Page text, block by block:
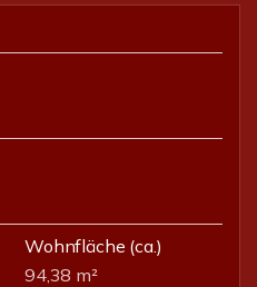
Wohnfläche (ca.)
94,38 m²